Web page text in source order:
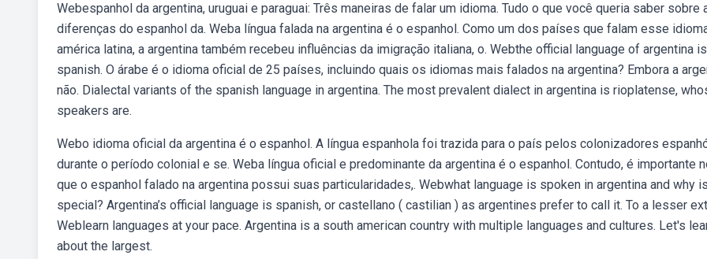
Webespanhol da argentina, uruguai e paraguai: Três maneiras de falar um idioma. Tudo o que você queria saber sobre
diferenças do espanhol da. Weba língua falada na argentina é o espanhol. Como um dos países que falam esse
américa latina, a argentina também recebeu influências da imigração italiana, o. Webthe official language of argentina is
spanish. O árabe é o idioma oficial de 25 países, incluindo quais os idiomas mais falados na argentina? Embora a
não. Dialectal variants of the spanish language in argentina. The most prevalent dialect in argentina is rioplatense,
speakers are.
Webo idioma oficial da argentina é o espanhol. A língua espanhola foi trazida para o país pelos colonizadores
durante o período colonial e se. Weba língua oficial e predominante da argentina é o espanhol. Contudo, é importante
que o espanhol falado na argentina possui suas particularidades,. Webwhat language is spoken in argentina and why
special? Argentina’s official language is spanish, or castellano ( castilian ) as argentines prefer to call it. To a lesser
Weblearn languages at your pace. Argentina is a south american country with multiple languages and cultures. Let's
about the largest.